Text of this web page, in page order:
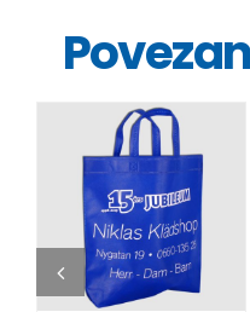
DETALJI